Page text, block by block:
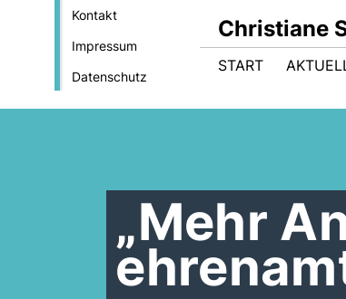
Kontakt
Impressum
Datenschutz
Christiane
START
Mehr